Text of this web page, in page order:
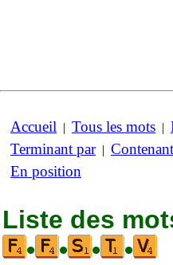
Accueil | Tous les mots |
Terminant par|
En position
Liste des
•
• • •